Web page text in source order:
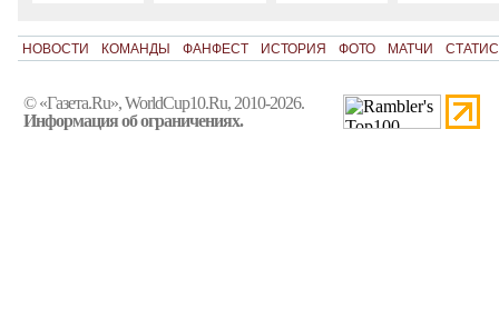
НОВОСТИ КОМАНДЫ ФАНФЕСТ ИСТОРИЯ ФОТО МАТЧИ
© «Газета.Ru», WorldCup10.Ru, 2010-2026.
Информация об ограничениях.